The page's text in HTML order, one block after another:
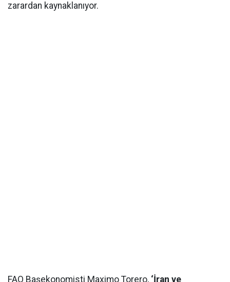
zarardan kaynaklanıyor.
FAO Başekonomisti Maximo Torero, ‘İran ve